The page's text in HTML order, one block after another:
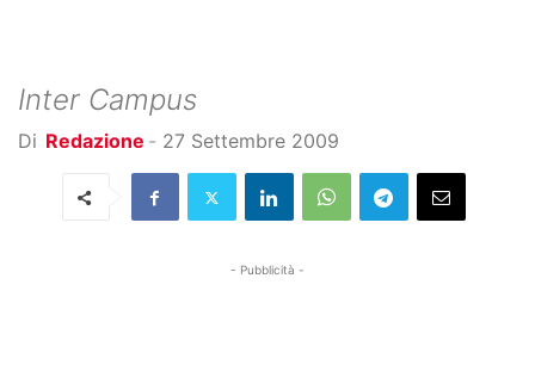
Inter Campus
Di Redazione - 27 Settembre 2009
- Pubblicità -